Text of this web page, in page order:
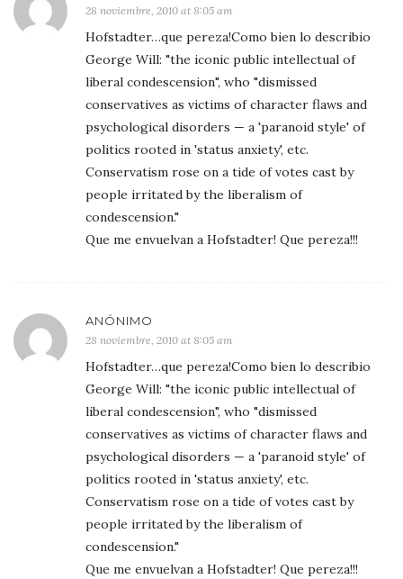
28 noviembre, 2010 at 8:05 am
Hofstadter…que pereza!Como bien lo describio
George Will: "the iconic public intellectual of
liberal condescension", who "dismissed
conservatives as victims of character flaws and
psychological disorders — a 'paranoid style' of
politics rooted in 'status anxiety', etc.
Conservatism rose on a tide of votes cast by
people irritated by the liberalism of
condescension."
Que me envuelvan a Hofstadter! Que pereza!!!
ANÓNIMO
28 noviembre, 2010 at 8:05 am
Hofstadter…que pereza!Como bien lo describio
George Will: "the iconic public intellectual of
liberal condescension", who "dismissed
conservatives as victims of character flaws and
psychological disorders — a 'paranoid style' of
politics rooted in 'status anxiety', etc.
Conservatism rose on a tide of votes cast by
people irritated by the liberalism of
condescension."
Que me envuelvan a Hofstadter! Que pereza!!!